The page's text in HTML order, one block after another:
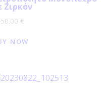
Ζιρκόν
€
NOW